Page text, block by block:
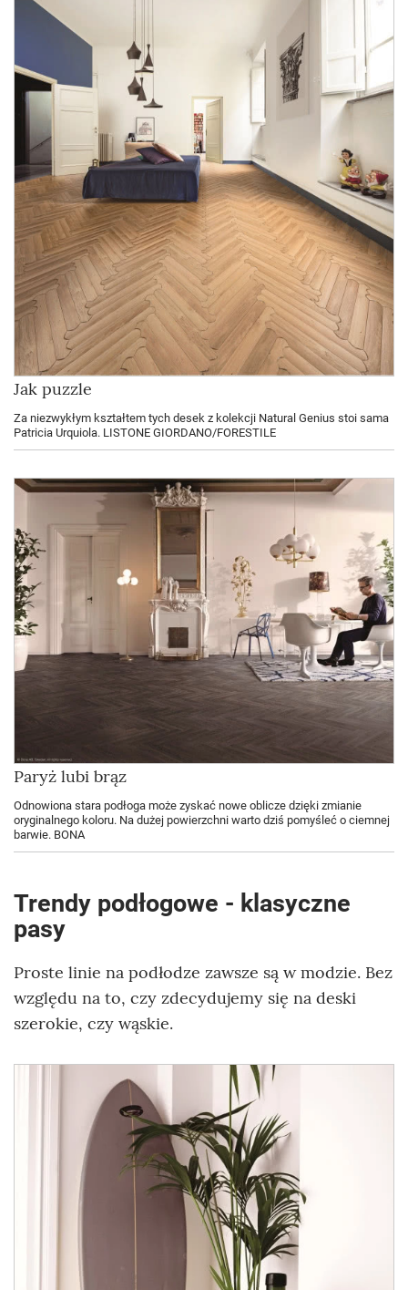
Jak puzzle
Za niezwykłym kształtem tych desek z kolekcji Natural Genius stoi sama
Patricia Urquiola. LISTONE GIORDANO/FORESTILE
Paryż lubi brąz
Odnowiona stara podłoga może zyskać nowe oblicze dzięki zmianie
oryginalnego koloru. Na dużej powierzchni warto dziś pomyśleć o ciemnej
barwie. BONA
Trendy podłogowe - klasyczne
pasy
Proste linie na podłodze zawsze są w modzie. Bez
względu na to, czy zdecydujemy się na deski
szerokie, czy wąskie.